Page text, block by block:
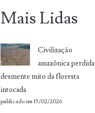
Mais Lidas
Civilização
amazônica perdida
desmente mito da floresta
intocada
publicado em 15/02/2026